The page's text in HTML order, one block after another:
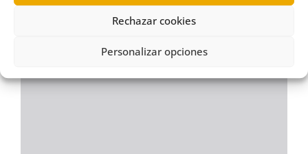
Rechazar cookies
Personalizar opciones